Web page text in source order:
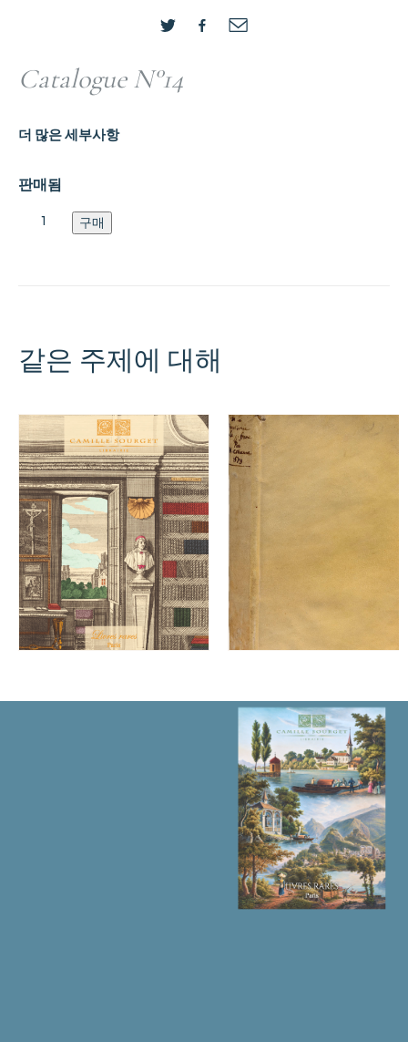
Catalogue N°14
판매됨
더 많은 세부사항
Catalogue 구매
같은 주제에 대해